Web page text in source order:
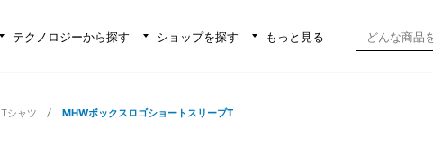
テクノロジーから探す ショップを探す もっと見る
Tシャツ MHWボックスロゴショートスリーブT